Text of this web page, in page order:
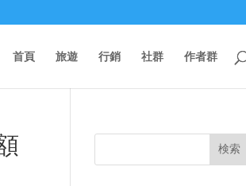
首頁 旅遊 行銷 社群 作者群
検索